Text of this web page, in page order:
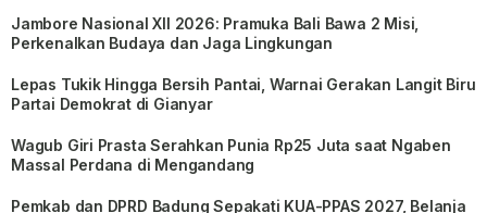
Jambore Nasional XII 2026: Pramuka Bali Bawa 2 Misi,
Perkenalkan Budaya dan Jaga Lingkungan
Lepas Tukik Hingga Bersih Pantai, Warnai Gerakan Langit Biru
Partai Demokrat di Gianyar
Wagub Giri Prasta Serahkan Punia Rp25 Juta saat Ngaben
Massal Perdana di Mengandang
Pemkab dan DPRD Badung Sepakati KUA-PPAS 2027, Belanja